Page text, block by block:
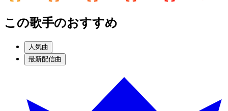
この歌手のおすすめ
人気曲
最新配信曲